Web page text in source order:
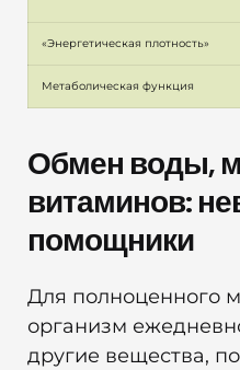
«Энергетическая плотность»
Метаболическая функция
Обмен воды,
витаминов:
помощники
Для полноценного
организм
другие вещества,